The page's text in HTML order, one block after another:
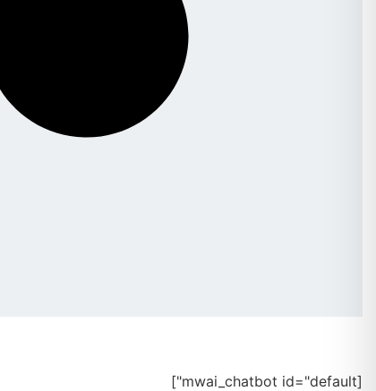
[mwai_chatbot id="default"]